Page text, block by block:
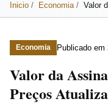
Inicio Economia Valor
Economia Publicado em
Valor da
Preços